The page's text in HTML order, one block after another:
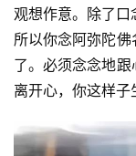
观想作意。除了口
所以你念阿弥陀
了。必须念念地
离开心，你这样子